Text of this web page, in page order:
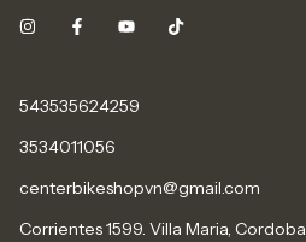
543535624259
3534011056
centerbikeshopvn@gmail.com
Corrientes 1599. Villa Maria, Cordoba